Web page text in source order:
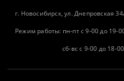
г. Новосибирск, ул. Днепровская
Режим работы: пн-пт с 9-00 до 19-
сб-вс с 9-00 до 18-00